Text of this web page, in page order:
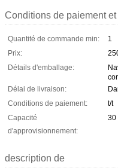
Conditions de paiement
Quantité de commande min:
1
Prix:
Détails d'emballage:
Délai de livraison:
Conditions de paiement:
t/t
Capacité
d'approvisionnement:
30
description de